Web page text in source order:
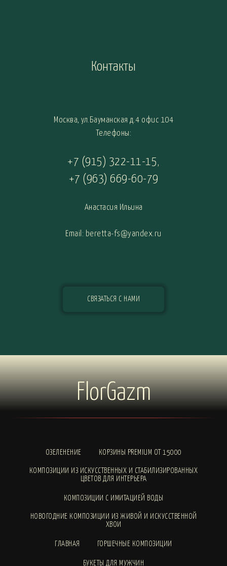
Контакты
Москва, ул.Бауманская д.4 офис 104
Телефоны:
+7 (915) 322-11-15,
+7 (963) 669-60-79
Анастасия Ильина
Email: beretta-fs@yandex.ru
СВЯЗАТЬСЯ С НАМИ
FlorGazm
ОЗЕЛЕНЕНИЕ КОРЗИНЫ PREMIUM ОТ 15000
КОМПОЗИЦИИ ИЗ ИСКУССТВЕННЫХ И СТАБИЛИЗИРОВАННЫХ
ЦВЕТОВ ДЛЯ ИНТЕРЬЕРА
КОМПОЗИЦИИ С ИМИТАЦИЕЙ ВОДЫ
НОВОГОДНИЕ КОМПОЗИЦИИ ИЗ ЖИВОЙ И ИСКУССТВЕННОЙ
ХВОИ
ГЛАВНАЯ ГОРШЕЧНЫЕ КОМПОЗИЦИИ
БУКЕТЫ ДЛЯ МУЖЧИН